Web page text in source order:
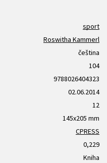
sport
Roswitha Kammerl
čeština
104
9788026404323
02.06.2014
12
145x205 mm
CPRESS
0,229
Kniha